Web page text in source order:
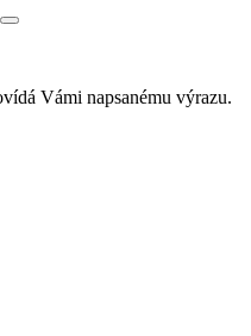
Vámi napsanému výrazu.